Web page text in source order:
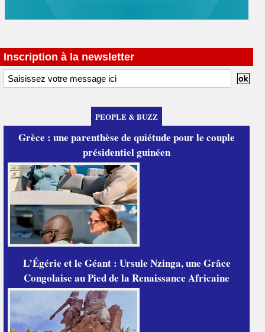
Inscription à la newsletter
PEOPLE & BUZZ
Grèce : une parenthèse de quiétude pour le couple
présidentiel guinéen
L’Égérie et le Géant : Ursule Nzinga, une Grâce
Congolaise au Pied de la Renaissance Africaine